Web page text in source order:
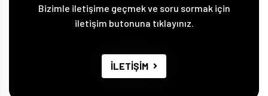
Bizimle iletişime geçmek ve soru sormak için
iletişim butonuna tıklayınız.
İLETİŞİM